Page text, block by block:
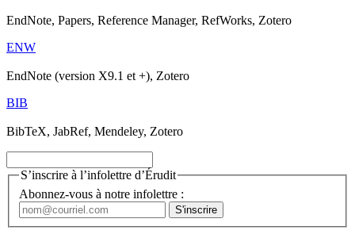
EndNote, Papers, Reference Manager, RefWorks, Zotero
ENW
EndNote (version X9.1 et +), Zotero
BIB
BibTeX, JabRef, Mendeley, Zotero
S’inscrire à l’infolettre d’Érudit
Abonnez-vous à notre infolettre :